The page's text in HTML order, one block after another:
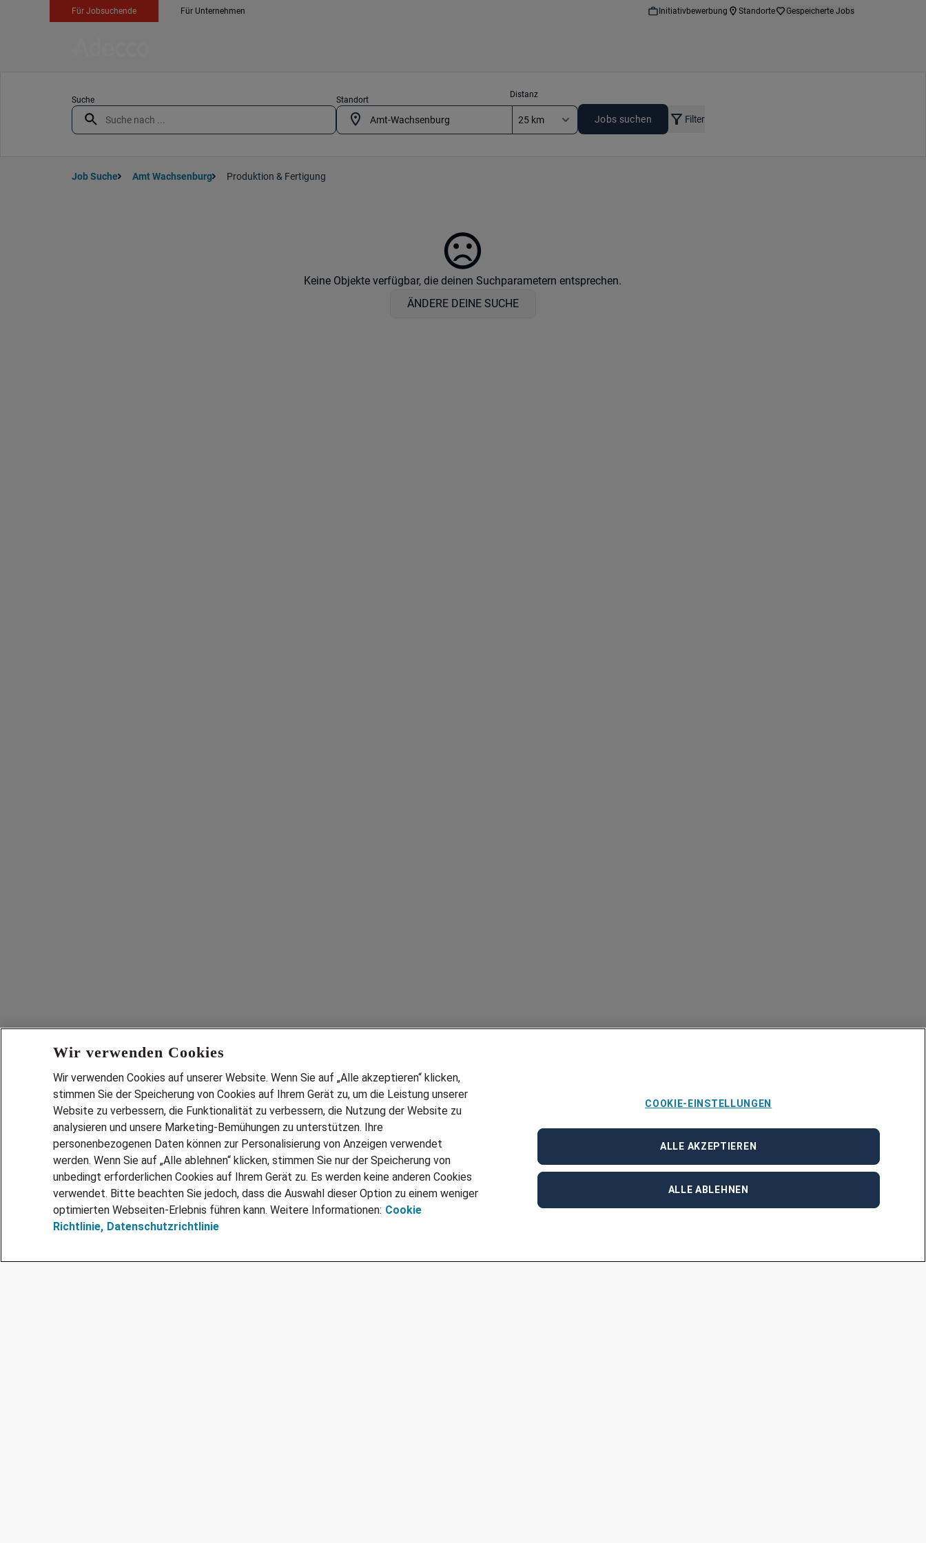
Für Jobsuchende Für Unternehmen Initiativbewerbung Standorte Gespeicherte Jobs
Suche Standort
Distanz
Jobs suchen Filter
Job Suche Amt Wachsenburg Produktion & Fertigung
Keine Objekte verfügbar, die deinen Suchparametern entsprechen.
ÄNDERE DEINE SUCHE
Wir verwenden Cookies
Wir verwenden Cookies auf unserer Website. Wenn Sie auf „Alle akzeptieren“ klicken,
stimmen Sie der Speicherung von Cookies auf Ihrem Gerät zu, um die Leistung unserer
Website zu verbessern, die Funktionalität zu verbessern, die Nutzung der Website zu
analysieren und unsere Marketing-Bemühungen zu unterstützen. Ihre
personenbezogenen Daten können zur Personalisierung von Anzeigen verwendet
werden. Wenn Sie auf „Alle ablehnen“ klicken, stimmen Sie nur der Speicherung von
unbedingt erforderlichen Cookies auf Ihrem Gerät zu. Es werden keine anderen Cookies
verwendet. Bitte beachten Sie jedoch, dass die Auswahl dieser Option zu einem weniger
optimierten Webseiten-Erlebnis führen kann. Weitere Informationen: Cookie
Richtlinie, Datenschutzrichtlinie
COOKIE-EINSTELLUNGEN
ALLE ABLEHNEN
ALLE AKZEPTIEREN